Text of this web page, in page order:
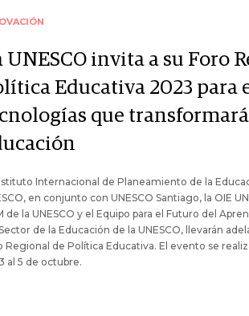
UNESCO invita a su Foro
Educativa 2023 para
que
Internacional de Planeamiento de la
en conjunto con UNESCO Santiago, la OIE
de la UNESCO y el Equipo para el Futuro del
de la Educación de la UNESCO, llevarán
Regional de Política Educativa. El evento se
al 5 de octubre.